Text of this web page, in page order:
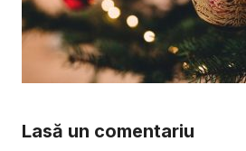
Lasă un comentariu